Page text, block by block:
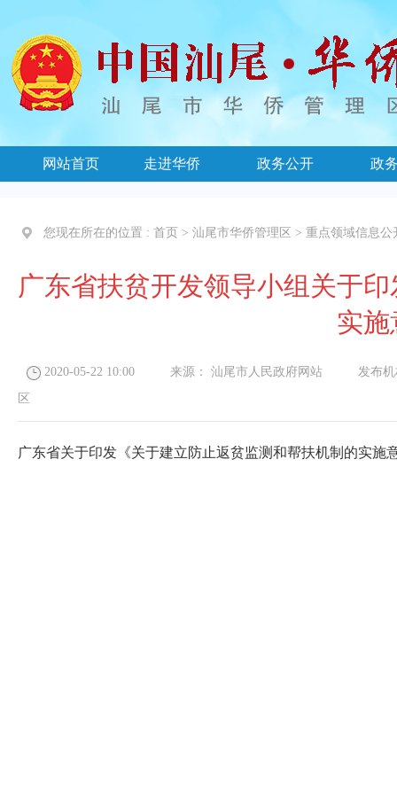
网站首页 走进华侨 政务公开 政
您现在所在的位置 : 首页 > 汕尾市华侨管理区 > 重点领域信息公
广东省扶贫开发领导小组关于
实施
2020-05-22 10:00 来源： 汕尾市人民政府网站 发布机
区
广东省关于印发《关于建立防止返贫监测和帮扶机制的实施